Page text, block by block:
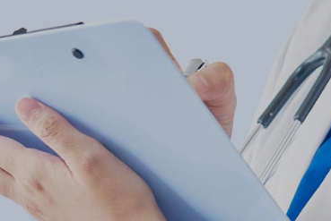
Часы работы:
I-V 08:00 - 20:00
VI, VII --
ул. Naujoji Uosto 9
I-V 08:00 - 20:00
VI 09:00 - 15:00
VII --